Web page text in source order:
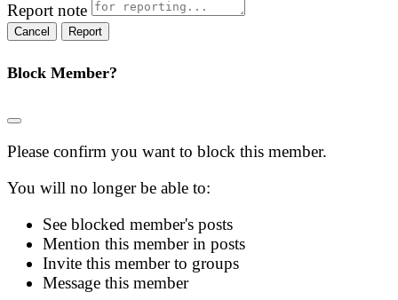
Report note
Report
Block Member?
Please confirm you want to block this member.
You will no longer be able to:
See blocked member's posts
Mention this member in posts
Invite this member to groups
Message this member